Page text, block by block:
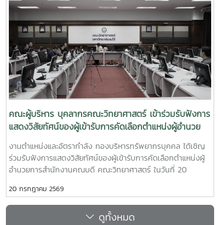
โดยมีวัตถุประสงค์เพื่อเสริมสร้างความรู้ความเข้าใจเกี่ยวกับหลัก
กฎหมายและหลักปฏิบัติราชการที่ดีให้กับบุคลากร โดยมี นางสาวอิ
นทิรา ฉัตรมงคล นักวิชาการคลังชำนาญการ สำนักงานคลัง เขต
5 ให้ความอนุเคราะห์เห็นวิทยากร ในวันอังคารที่ 21 กรกฎาคม
2569 เวลา 09.00 น. ณ ห้องประชุม 2 อาคารจุฬาภรณ์ คณะ
วิทยาศาสตร์
คณะผู้บริหาร บุคลากรคณะวิทยาศาสตร์ เข้าร่วมรับฟังการ
แสดงวิสัยทัศน์ของผู้เข้ารับการคัดเลือกตำแหน่งผู้อำนวย
การสำนักงานคณบดี
งานตำแหน่งและอัตรากำลัง กองบริหารทรัพยากรบุคคล ได้เชิญ
ร่วมรับฟังการแสดงวิสัยทัศน์ของผู้เข้ารับการคัดเลือกตำแหน่งผู้
อำนวยการสำนักงานคณบดี คณะวิทยาศาสตร์ ในวันที่ 20
จุฬาภรณ์ คณะวิทยาศาสตร์ โดยมีคณะผู้บริหาร บุคลากรคณะ
วิทยาศาสตร์ เข้าร่วมรับฟังการแสดงวิสัยทัศน์ของนางสาวภาวิณี
20 กรกฎาคม 2569
ดูทั้งหมด